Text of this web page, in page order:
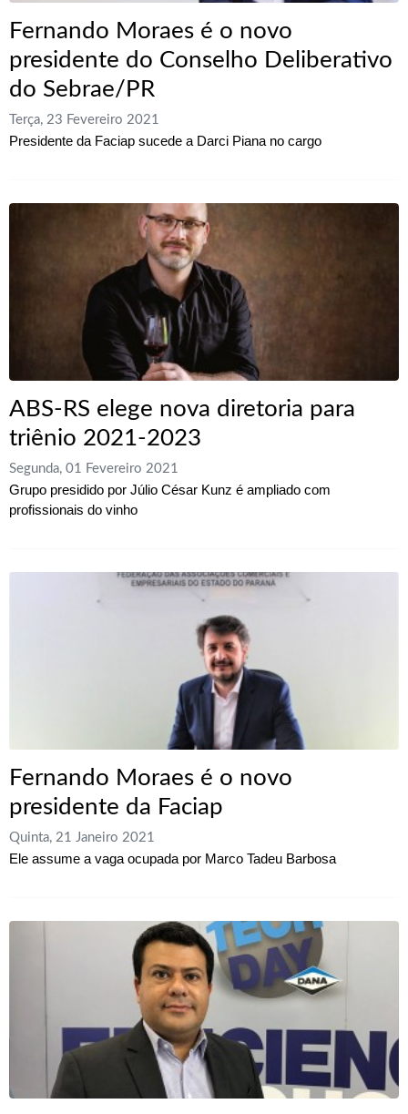
Fernando Moraes é o novo
presidente do Conselho Deliberativo
do Sebrae/PR
Terça, 23 Fevereiro 2021
Presidente da Faciap sucede a Darci Piana no cargo
ABS-RS elege nova diretoria para
triênio 2021-2023
Segunda, 01 Fevereiro 2021
Grupo presidido por Júlio César Kunz é ampliado com
profissionais do vinho
Fernando Moraes é o novo
presidente da Faciap
Quinta, 21 Janeiro 2021
Ele assume a vaga ocupada por Marco Tadeu Barbosa